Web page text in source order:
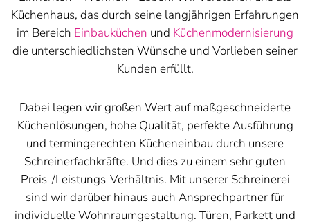
Küchenhaus, das durch seine langjährigen Erfahrungen
im Bereich Einbauküchen und Küchenmodernisierung
die unterschiedlichsten Wünsche und Vorlieben seiner
Kunden erfüllt.
Dabei legen wir großen Wert auf maßgeschneiderte
Küchenlösungen, hohe Qualität, perfekte Ausführung
und termingerechten Kücheneinbau durch unsere
Schreinerfachkräfte. Und dies zu einem sehr guten
Preis-/Leistungs-Verhältnis. Mit unserer Schreinerei
sind wir darüber hinaus auch Ansprechpartner für
individuelle Wohnraumgestaltung. Türen, Parkett und